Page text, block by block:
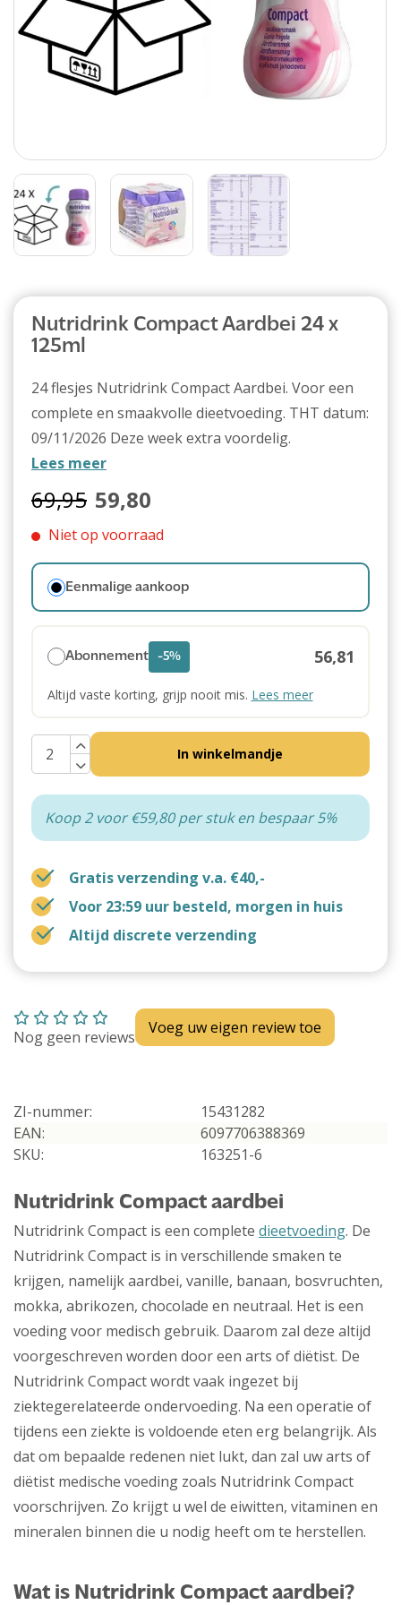
Abonnement
Nutridrink Compact Aardbei 24 x
125ml
24 flesjes Nutridrink Compact Aardbei. Voor een
complete en smaakvolle dieetvoeding. THT datum:
09/11/2026 Deze week extra voordelig.
Lees meer
69,95 59,80
Niet op voorraad
Eenmalige aankoop
Abonnement -5% 56,81
Altijd vaste korting, grijp nooit mis. Lees meer
In winkelmandje
Koop 2 voor €59,80 per stuk en bespaar 5%
Gratis verzending v.a. €40,-
Voor 23:59 uur besteld, morgen in huis
Altijd discrete verzending
Nog geen reviews Voeg uw eigen review toe
ZI-nummer:
15431282
EAN:
6097706388369
SKU:
163251-6
Nutridrink Compact aardbei
Nutridrink Compact is een complete dieetvoeding. De
Nutridrink Compact is in verschillende smaken te
krijgen, namelijk aardbei, vanille, banaan, bosvruchten,
mokka, abrikozen, chocolade en neutraal. Het is een
voeding voor medisch gebruik. Daarom zal deze altijd
voorgeschreven worden door een arts of diëtist. De
Nutridrink Compact wordt vaak ingezet bij
ziektegerelateerde ondervoeding. Na een operatie of
tijdens een ziekte is voldoende eten erg belangrijk. Als
dat om bepaalde redenen niet lukt, dan zal uw arts of
diëtist medische voeding zoals Nutridrink Compact
voorschrijven. Zo krijgt u wel de eiwitten, vitaminen en
mineralen binnen die u nodig heeft om te herstellen.
Wat is Nutridrink Compact aardbei?